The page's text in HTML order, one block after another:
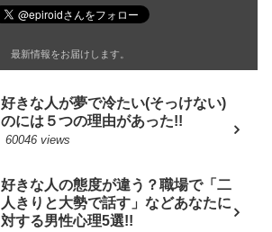
最新情報をお届けします。
好きな人が夢で冷たい(そっけない)
のには５つの理由があった!!
60046 views
好きな人の態度が違う？職場で「二
人きりと大勢で話す」などあなたに
対する男性心理5選!!